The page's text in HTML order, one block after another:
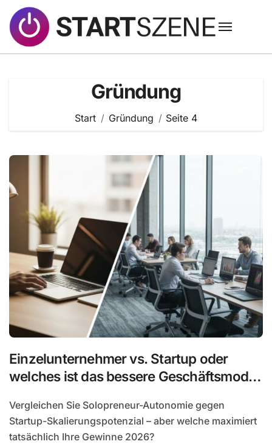
Inhalt
springen
Gründung
Start Gründung Seite 4
Einzelunternehmer vs. Startup oder
welches ist das bessere Geschäftsmodell
Vergleichen Sie Solopreneur-Autonomie gegen
Startup-Skalierungspotenzial – aber welche maximiert
tatsächlich Ihre Gewinne 2026?